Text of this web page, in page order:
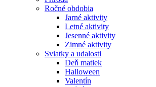
Ročné obdobia
Jarné aktivity
Letné aktivity
Jesenné aktivity
Zimné aktivity
Sviatky a udalosti
Deň matiek
Halloween
Valentín